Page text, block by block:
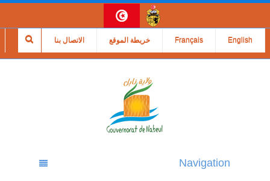
الاتصال بنا خريطة الموقع Français English
Navigation